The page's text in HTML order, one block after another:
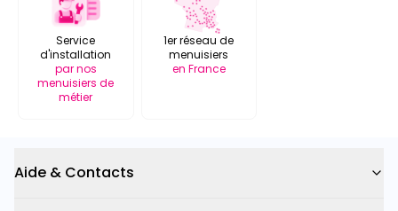
Service
d'installation
par nos
menuisiers de
métier
1er réseau de
menuisiers
en France
Aide & Contacts